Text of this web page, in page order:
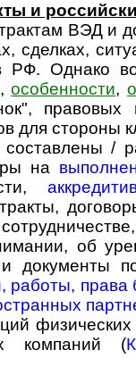
и
ВЭД и
сделках,
РФ. Однако
,особенности,
стороны
/
на
об
документы
работы,
компаний (